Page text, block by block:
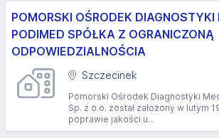
POMORSKI OŚRODEK DIAGNOSTYKI
PODIMED SPÓŁKA Z OGRANICZONĄ
ODPOWIEDZIALNOŚCIA
Szczecinek
Pomorski Ośrodek Diagnostyki
Sp. z o.o. został założony w lutym
poprawie jakości u...